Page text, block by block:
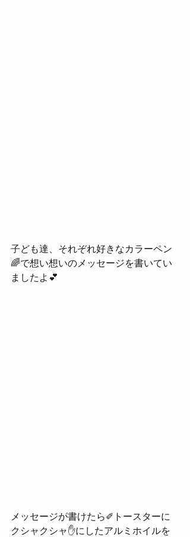
子ども達、それぞれ好きなカラーペン
🌈で想い想いのメッセージを書いてい
ましたよ💕
メッセージが書けたら✐トースターに
クシャクシャ✋にしたアルミホイルを